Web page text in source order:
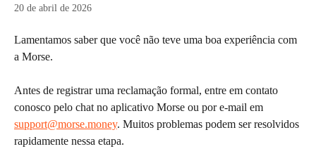
20 de abril de 2026
Lamentamos saber que você não teve uma boa experiência com
a Morse.
Antes de registrar uma reclamação formal, entre em contato
conosco pelo chat no aplicativo Morse ou por e-mail em
support@morse.money. Muitos problemas podem ser resolvidos
rapidamente nessa etapa.